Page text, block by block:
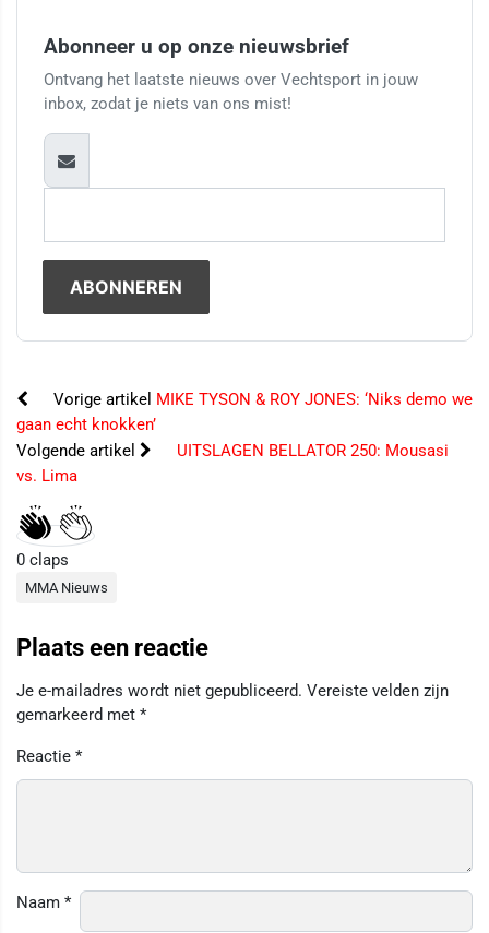
Abonneer u op onze nieuwsbrief
Ontvang het laatste nieuws over Vechtsport in jouw
inbox, zodat je niets van ons mist!
Vorige artikel MIKE TYSON & ROY JONES: ‘Niks demo we
gaan echt knokken’
Volgende artikel
UITSLAGEN BELLATOR 250: Mousasi
vs. Lima
0 claps
MMA Nieuws
Plaats een reactie
Je e-mailadres wordt niet gepubliceerd. Vereiste velden zijn
gemarkeerd met *
Reactie *
Naam *